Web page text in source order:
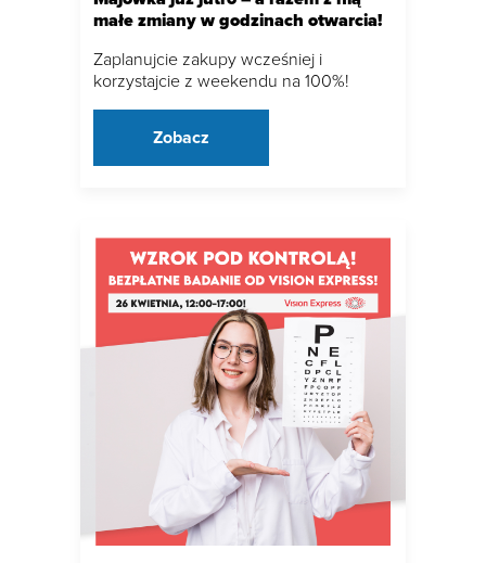
małe zmiany w godzinach otwarcia!
Zaplanujcie zakupy wcześniej i
korzystajcie z weekendu na 100%!
Zobacz